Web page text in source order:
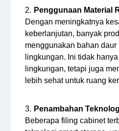
Penggunaan Material
Dengan meningkatnya
keberlanjutan, banyak
menggunakan bahan daur
lingkungan. Ini tidak
lingkungan, tetapi juga
lebih sehat untuk ruang
Penambahan
Beberapa filing cabinet